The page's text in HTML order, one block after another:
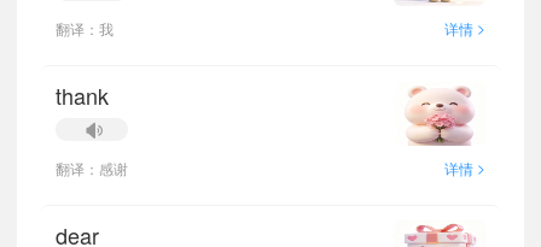
翻译：我 详情 >
thank
翻译：感谢 详情 >
dear